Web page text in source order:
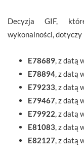
Decyzja GIF,
wykonalności, dotyczy
E78689 , z datą
E78894 , z datą
E79233 , z datą
E79467 , z datą
E79922 , z datą
E81083 , z datą
E82127 , z datą